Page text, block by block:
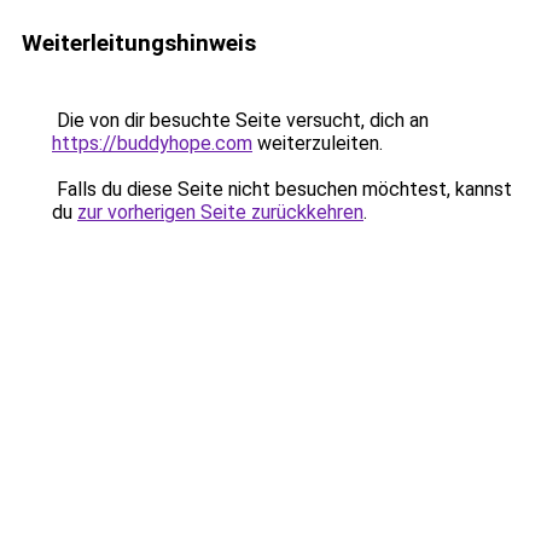
Weiterleitungshinweis
Die von dir besuchte Seite versucht, dich an
https://buddyhope.com weiterzuleiten.
Falls du diese Seite nicht besuchen möchtest, kannst
du zur vorherigen Seite zurückkehren.